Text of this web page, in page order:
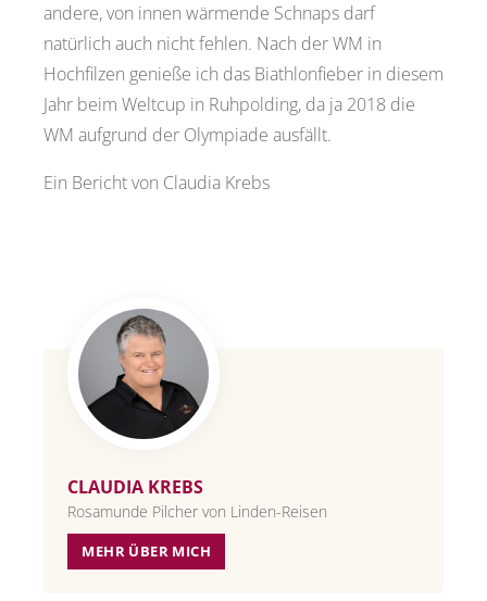
andere, von innen wärmende Schnaps darf
natürlich auch nicht fehlen. Nach der WM in
Hochfilzen genieße ich das Biathlonfieber in diesem
Jahr beim Weltcup in Ruhpolding, da ja 2018 die
WM aufgrund der Olympiade ausfällt.
Ein Bericht von Claudia Krebs
CLAUDIA KREBS
Rosamunde Pilcher von Linden-Reisen
MEHR ÜBER MICH